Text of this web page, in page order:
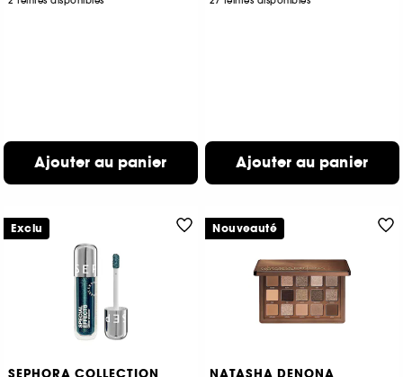
Ajouter au panier Ajouter au panier
Exclu Nouveauté